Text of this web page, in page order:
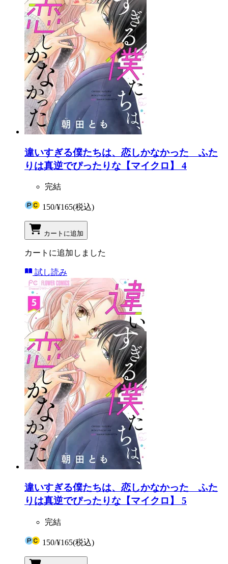
違いすぎる僕たちは、恋しかなかった ふた
りは真逆でぴったりな【マイクロ】 4
完結
150/¥165(税込)
カートに追加
カートに追加しました
試し読み
違いすぎる僕たちは、恋しかなかった ふた
りは真逆でぴったりな【マイクロ】 5
完結
150/¥165(税込)